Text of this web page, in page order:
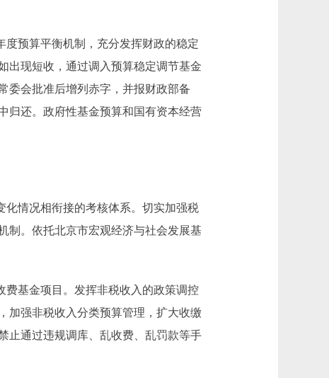
预算平衡机制，充分发挥财政的稳定
出现短收，通过调入预算稳定调节基金
委会批准后增列赤字，并报财政部备
归还。政府性基金预算和国有资本经营
情况相衔接的考核体系。切实加强税
制。依托北京市宏观经济与社会发展基
基金项目。发挥非税收入的政策调控
加强非税收入分类预算管理，扩大收缴
止通过违规调库、乱收费、乱罚款等手